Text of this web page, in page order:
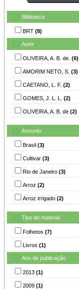
Biblioteca
BRT (8)
Autor
OLIVEIRA, A. B. de. (6)
AMORIM NETO, S. (3)
CAETANO, L. F. (2)
GOMES, J. L. L. (2)
OLIVEIRA, A. B. de (2)
Assunto
Brasil (3)
Cultivar (3)
Rio de Janeiro (3)
Arroz (2)
Arroz irrigado (2)
Tipo do material
Folhetos (7)
Livros (1)
Ano de publicação
2013 (1)
2009 (1)